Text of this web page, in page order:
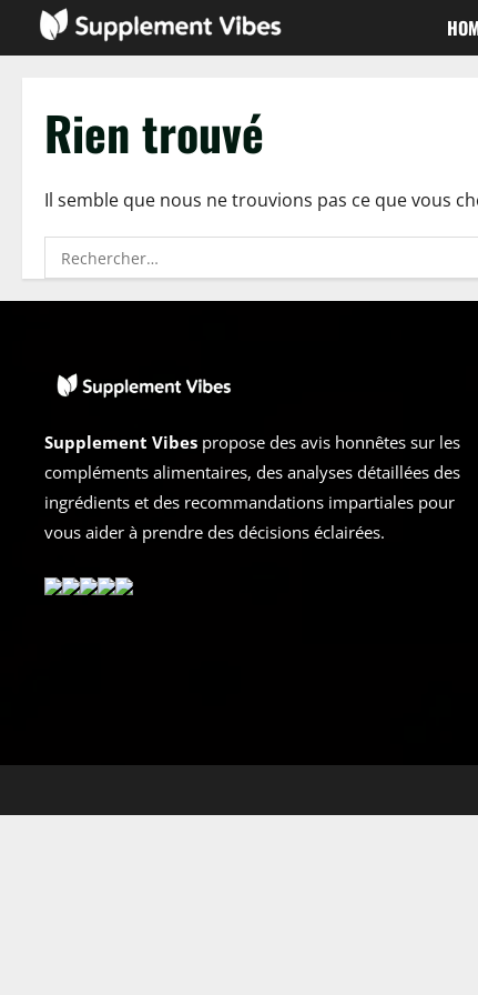
Passer
Rien trouvé
Il semble que nous ne trouvions pas ce que vous
Rechercher :
Supplement Vibes propose des avis honnêtes sur les
compléments alimentaires, des analyses détaillées des
ingrédients et des recommandations impartiales pour
vous aider à prendre des décisions éclairées.